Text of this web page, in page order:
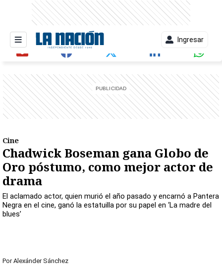
Ingresar
Cine
Chadwick Boseman gana Globo de
Oro póstumo, como mejor actor de
drama
El aclamado actor, quien murió el año pasado y encarnó a Pantera
Negra en el cine, ganó la estatuilla por su papel en ‘La madre del
blues’
Por Alexánder Sánchez